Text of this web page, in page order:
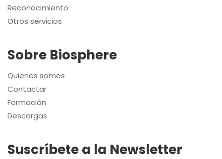
Reconocimiento
Otros servicios
Sobre Biosphere
Quienes somos
Contactar
Formación
Descargas
Suscríbete a la Newsletter